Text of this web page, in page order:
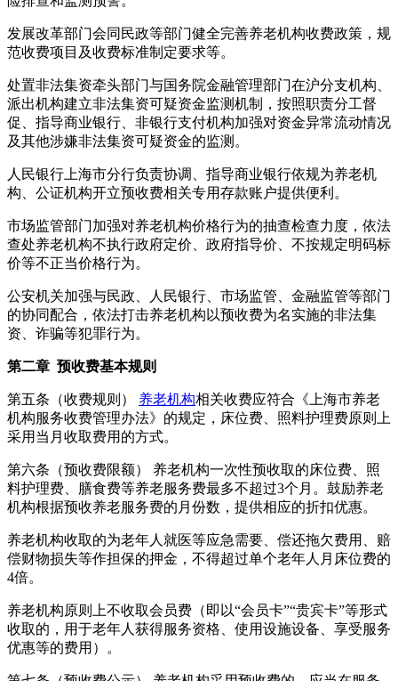
发展改革部门会同民政等部门健全完善养老机构收费政策，规
范收费项目及收费标准制定要求等。
处置非法集资牵头部门与国务院金融管理部门在沪分支机构、
派出机构建立非法集资可疑资金监测机制，按照职责分工督
促、指导商业银行、非银行支付机构加强对资金异常流动情况
及其他涉嫌非法集资可疑资金的监测。
人民银行上海市分行负责协调、指导商业银行依规为养老机
构、公证机构开立预收费相关专用存款账户提供便利。
市场监管部门加强对养老机构价格行为的抽查检查力度，依法
查处养老机构不执行政府定价、政府指导价、不按规定明码标
价等不正当价格行为。
公安机关加强与民政、人民银行、市场监管、金融监管等部门
的协同配合，依法打击养老机构以预收费为名实施的非法集
资、诈骗等犯罪行为。
第二章 预收费基本规则
第五条（收费规则） 养老机构相关收费应符合《上海市养老
机构服务收费管理办法》的规定，床位费、照料护理费原则上
采用当月收取费用的方式。
第六条（预收费限额） 养老机构一次性预收取的床位费、照
料护理费、膳食费等养老服务费最多不超过3个月。鼓励养老
机构根据预收养老服务费的月份数，提供相应的折扣优惠。
养老机构收取的为老年人就医等应急需要、偿还拖欠费用、赔
偿财物损失等作担保的押金，不得超过单个老年人月床位费的
4倍。
养老机构原则上不收取会员费（即以“会员卡”“贵宾卡”等形式
收取的，用于老年人获得服务资格、使用设施设备、享受服务
优惠等的费用）。